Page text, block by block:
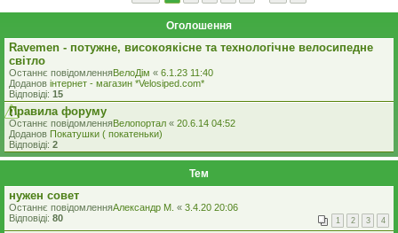
Оголошення
Ravemen - потужне, високоякісне та технологічне велосипедне
світло
Останнє повідомленняВелоДім « 6.1.23 11:40
Доданов iнтернет - магазин *Velosiped.com*
Відповіді: 15
Правила форуму
Останнє повідомленняВелопортал « 20.6.14 04:52
Доданов Покатушки ( покатеньки)
Відповіді: 2
Тем
нужен совет
Останнє повідомленняАлександр М. « 3.4.20 20:06
Відповіді: 80 1 2 3 4